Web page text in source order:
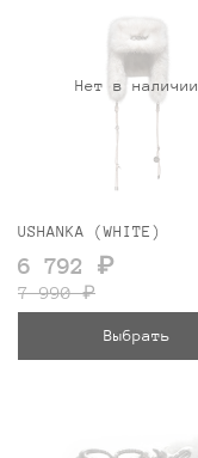
Нет в наличии
USHANKA (WHITE)
6 792 ₽
7 990 ₽
Выбрать